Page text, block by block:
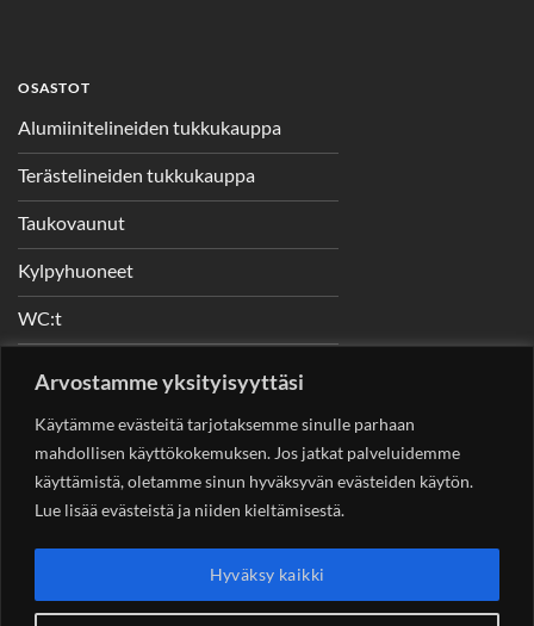
Arvostamme yksityisyyttäsi
Käytämme evästeitä tarjotaksemme sinulle parhaan
mahdollisen käyttökokemuksen. Jos jatkat palveluidemme
käyttämistä, oletamme sinun hyväksyvän evästeiden käytön.
Lue lisää evästeistä ja niiden kieltämisestä.
Hyväksy kaikki
OSASTOT
Alumiinitelineiden tukkukauppa
Terästelineiden tukkukauppa
Taukovaunut
Kylpyhuoneet
WC:t
YHTEYSTIEDOT
Helsingin Rakennuskonevuokraus OySotungintie 449,
00890 Helsinki 0400 99 53 63
asiakaspalvelu@rakennuskonevuokraus.fi